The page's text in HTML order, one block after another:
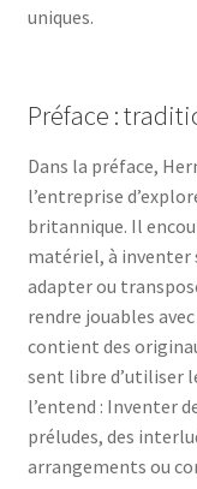
uniques.
Préface :
Dans la préface,
l’entreprise
britannique. Il
matériel, à inventer
adapter ou
rendre jouables
contient des
sent libre d’utiliser
l’entend : Inventer
préludes, des
arrangements ou